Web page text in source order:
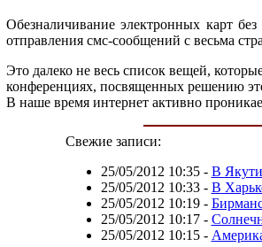
Обезналичивание электронных карт
отправления смс-сообщений с весьма
Это далеко не весь список вещей,
конференциях, посвященных решению
В наше время интернет активно
Свежие записи:
25/05/2012 10:35- В
25/05/2012 10:33- В
25/05/2012 10:19-
25/05/2012 10:17-
25/05/2012 10:15-